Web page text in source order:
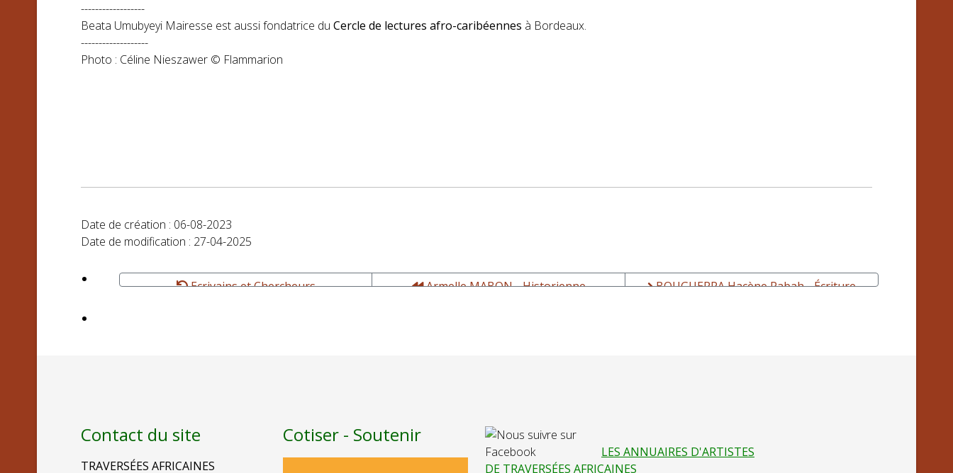
------------------
Beata Umubyeyi Mairesse est aussi fondatrice du Cercle de lectures afro-caribéennes à Bordeaux.
-------------------
Photo : Céline Nieszawer © Flammarion
Date de création : 06-08-2023
Date de modification : 27-04-2025
Ecrivains et Chercheurs Armelle MABON - Historienne BOUGUERRA Hacène Rabah - Écriture
Contact du site
TRAVERSÉES AFRICAINES
Cotiser - Soutenir
LES ANNUAIRES D'ARTISTES
DE TRAVERSÉES AFRICAINES